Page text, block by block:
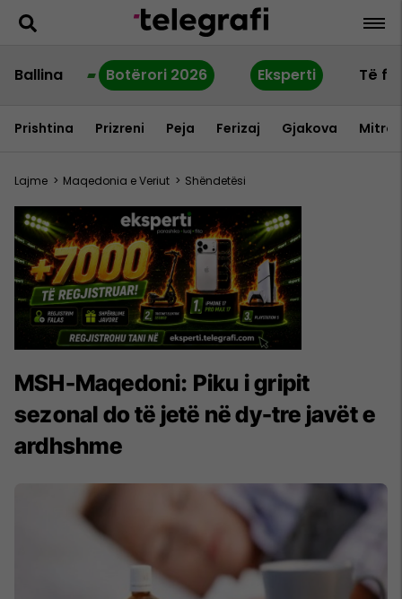
Ballina Botërori 2026 Eksperti Të
Prishtina Prizreni Peja Ferizaj Gjakova
Lajme > Maqedonia e Veriut > Shëndetësi
MSH-Maqedoni: Piku i gripit
sezonal do të jetë në dy-tre javët e
ardhshme